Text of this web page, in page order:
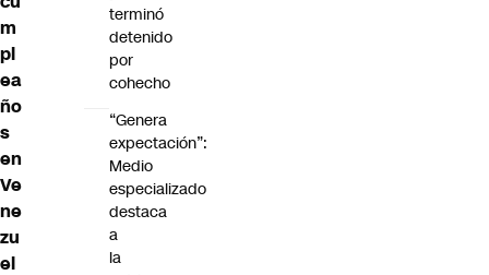
m
pl
ea
ño
s
en
Ve
ne
zu
el
terminó
detenido
por
cohecho
“Genera
expectación”:
Medio
especializado
destaca
a
la